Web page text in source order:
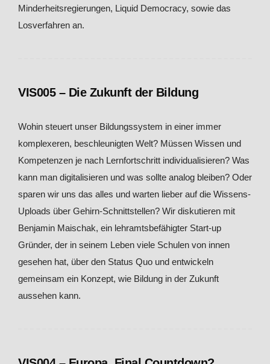
Minderheitsregierungen, Liquid Democracy, sowie das
Losverfahren an.
VIS005 – Die Zukunft der Bildung
Wohin steuert unser Bildungssystem in einer immer
komplexeren, beschleunigten Welt? Müssen Wissen und
Kompetenzen je nach Lernfortschritt individualisieren? Was
kann man digitalisieren und was sollte analog bleiben? Oder
sparen wir uns das alles und warten lieber auf die Wissens-
Uploads über Gehirn-Schnittstellen? Wir diskutieren mit
Benjamin Maischak, ein lehramtsbefähigter Start-up
Gründer, der in seinem Leben viele Schulen von innen
gesehen hat, über den Status Quo und entwickeln
gemeinsam ein Konzept, wie Bildung in der Zukunft
aussehen kann.